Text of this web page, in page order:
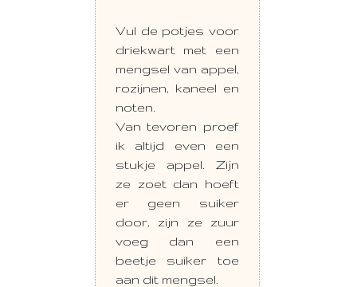
Vul de potjes voor
driekwart met een
mengsel van appel,
rozijnen, kaneel en
noten.
Van tevoren proef
ik altijd even een
stukje appel. Zijn
ze zoet dan hoeft
er geen suiker
door, zijn ze zuur
voeg dan een
beetje suiker toe
aan dit mengsel.